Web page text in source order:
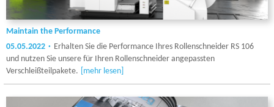
Maintain the Performance
05.05.2022
Erhalten Sie die Performance Ihres Rollenschneider RS 106
und nutzen Sie unsere für Ihren Rollenschneider angepassten
Verschleißteilpakete.
[mehr lesen]